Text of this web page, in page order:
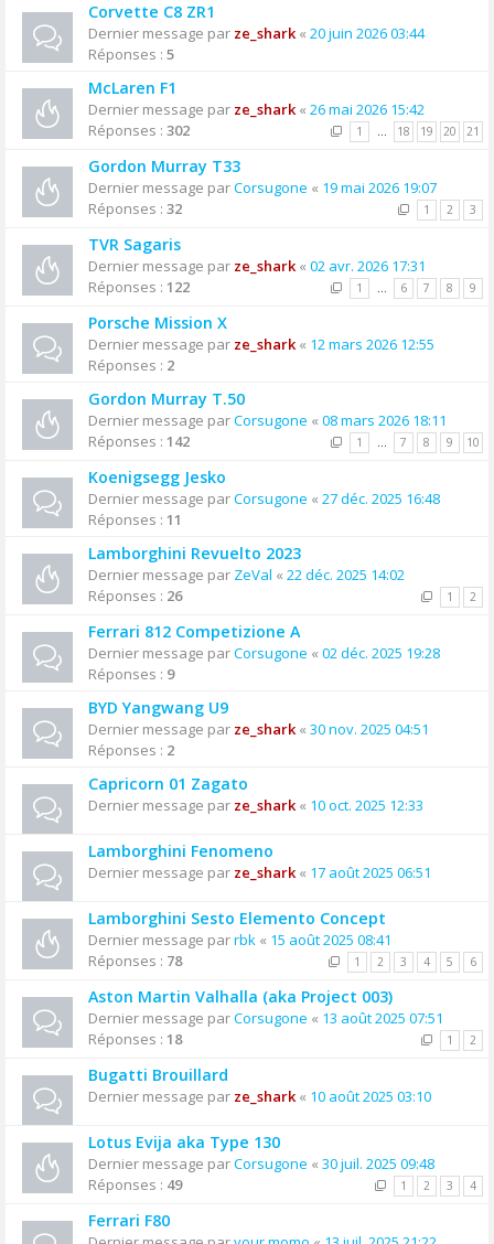
Corvette C8 ZR1
Dernier message par ze_shark« 20 juin 2026 03:44
Réponses : 5
McLaren F1
Dernier message par ze_shark« 26 mai 2026 15:42
Réponses : 302 1 … 18 19 20 21
Gordon Murray T33
Dernier message parCorsugone « 19 mai 2026 19:07
Réponses : 32 1 2 3
TVR Sagaris
Dernier message par ze_shark« 02 avr. 2026 17:31
Réponses : 122 1 … 6 7 8 9
Porsche Mission X
Dernier message par ze_shark« 12 mars 2026 12:55
Réponses : 2
Gordon Murray T.50
Dernier message parCorsugone « 08 mars 2026 18:11
Réponses : 142 1 … 7 8 9 10
Koenigsegg Jesko
Dernier message parCorsugone « 27 déc. 2025 16:48
Réponses : 11
Lamborghini Revuelto 2023
Dernier message par ZeVal « 22 déc. 2025 14:02
Réponses : 26 1 2
Ferrari 812 Competizione A
Dernier message parCorsugone « 02 déc. 2025 19:28
Réponses : 9
BYD Yangwang U9
Dernier message par ze_shark« 30 nov. 2025 04:51
Réponses : 2
Capricorn 01 Zagato
Dernier message par ze_shark« 10 oct. 2025 12:33
Lamborghini Fenomeno
Dernier message par ze_shark« 17 août 2025 06:51
Lamborghini Sesto Elemento Concept
Dernier message parrbk « 15 août 2025 08:41
Réponses : 78 1 2 3 4 5 6
Aston Martin Valhalla (aka Project 003)
Dernier message parCorsugone « 13 août 2025 07:51
Réponses : 18 1 2
Bugatti Brouillard
Dernier message par ze_shark« 10 août 2025 03:10
Lotus Evija aka Type 130
Dernier message parCorsugone « 30 juil. 2025 09:48
Réponses : 49 1 2 3 4
Ferrari F80